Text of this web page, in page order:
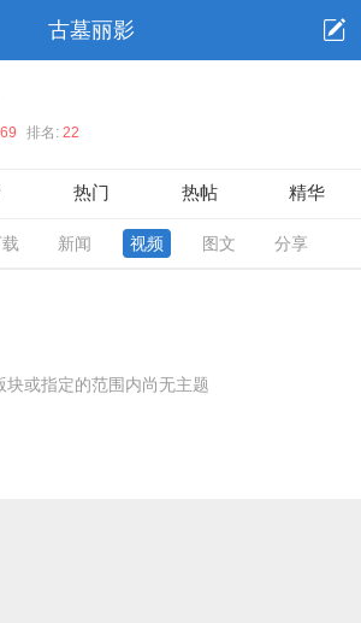
古墓丽影
69 排名: 22
热门 热帖 精华
新闻 视频 图文 分享
块或指定的范围内尚无主题